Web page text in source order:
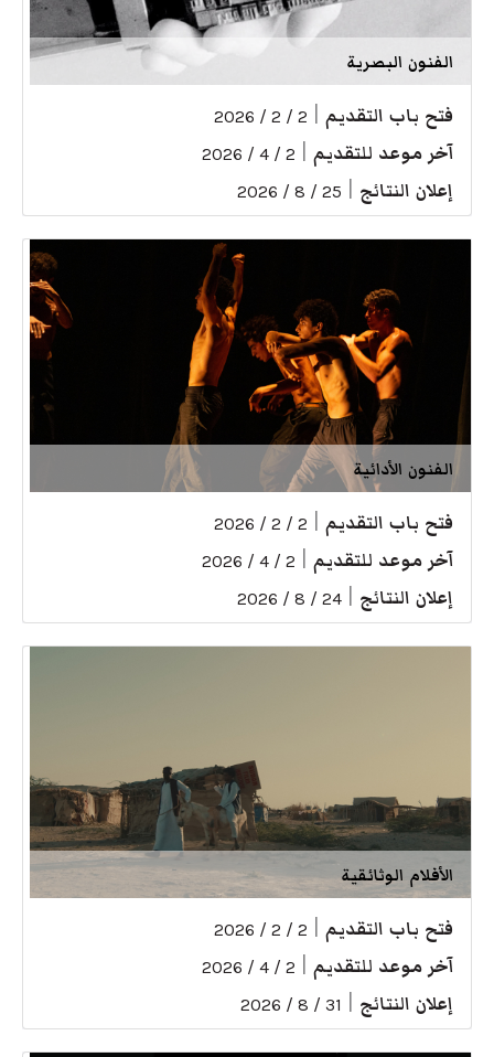
الفنون البصرية
فتح باب التقديم 2 / 2 / 2026
آخر موعد للتقديم 2 / 4 / 2026
إعلان النتائج 25 / 8 / 2026
الفنون الأدائية
فتح باب التقديم 2 / 2 / 2026
آخر موعد للتقديم 2 / 4 / 2026
إعلان النتائج 24 / 8 / 2026
الأفلام الوثائقية
فتح باب التقديم 2 / 2 / 2026
آخر موعد للتقديم 2 / 4 / 2026
إعلان النتائج 31 / 8 / 2026